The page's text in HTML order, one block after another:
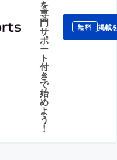
を
専
門
サ
ポ
ー
ト
付
き
で
始
め
よ
う
！
無料 掲載